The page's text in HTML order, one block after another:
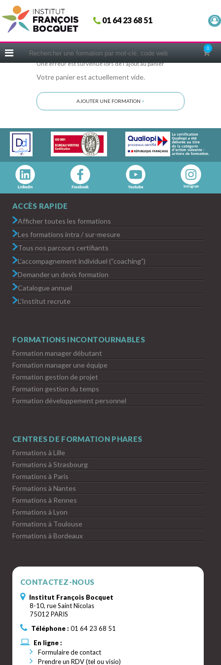
01 64 23 68 51
0
Fermer
ACCUEIL
CERIFICATIONS
INTRAS | SUR-MESURE
COACHING
NOUS CONNAÎTRE
CONSEILS MICRO-COACHING
PODCAST
WEBINAIRES
Une erreur est survenue lors de l'ajout au panier
Votre panier est actuellement vide.
AJOUTER UNE FORMATION >
ACCÈS RAPIDE
Afficher toutes les formations
Les formations intra / sur-mesure
Tous nos parcours certifiants
L’accompagnement individuel (“coaching”)
Demander un devis formation
Catalogue annuel
L’Institut recrute
FORMATIONS INCONTOURNABLES
Formation manager débutant
Formation manager une équipe
Formation gestion de projet
Formation gestion du temps
Formation développement personnel
CENTRES DE FORMATION PHARES
Formations à Lille
Formations à Strasbourg
Formations à Paris
Formations à Nantes
Formations à Rennes
Formations à Lyon
Formations à Toulouse
Formations à Bordeaux
CONTACTEZ-NOUS
Institut François Bocquet
8-10, rue Saint Nicolas
75012 PARIS
Téléphone : 01 64 23 68 51
En ligne :
Formulaire de contact
Prendre un RDV (tel ou visio)